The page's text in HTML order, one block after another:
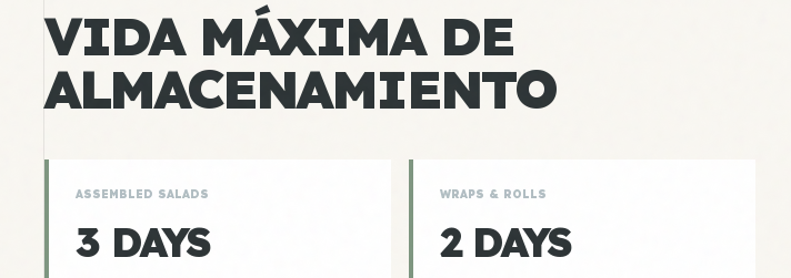
VIDA MÁXIMA DE
ALMACENAMIENTO
ASSEMBLED SALADS
3 DAYS
WRAPS & ROLLS
2 DAYS